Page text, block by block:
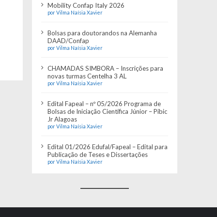
Mobility Confap Italy 2026
por Vilma Naísia Xavier
Bolsas para doutorandos na Alemanha
DAAD/Confap
por Vilma Naísia Xavier
CHAMADAS SIMBORA – Inscrições para
novas turmas Centelha 3 AL
por Vilma Naísia Xavier
Edital Fapeal – nº 05/2026 Programa de
Bolsas de Iniciação Científica Júnior – Pibic
Jr Alagoas
por Vilma Naísia Xavier
Edital 01/2026 Edufal/Fapeal – Edital para
Publicação de Teses e Dissertações
por Vilma Naísia Xavier